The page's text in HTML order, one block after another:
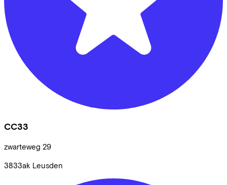
CC33
zwarteweg 29
3833ak Leusden